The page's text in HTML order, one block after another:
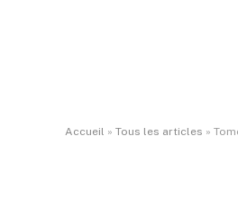
Accueil » Tous les articles »
Par ADIL 2 avril